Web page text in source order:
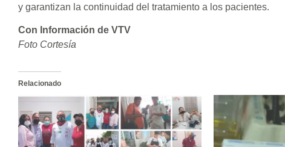
y garantizan la continuidad del tratamiento a los pacientes.
Con Información de VTV
Foto Cortesía
Relacionado